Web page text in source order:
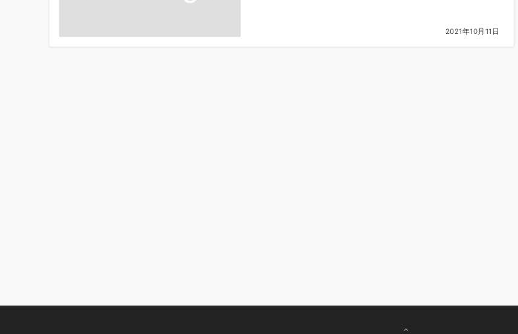
2021年10月11日